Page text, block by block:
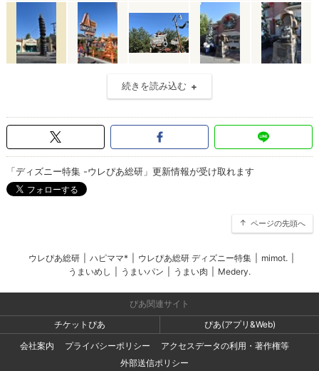
続きを読み込む
「ディズニー特集 -ウレぴあ総研」更新情報が受け取れます
ページの先頭へ
ウレぴあ総研 ハピママ* ウレぴあ総研 ディズニー特集 mimot.
うまいめし
うまいパン うまい肉 Medery.
ぴあ関連サイト
チケットぴあ
ぴあ(アプリ&Web)
会社案内
プライバシーポリシー
アクセスデータの利用・著作権等
外部送信ポリシー